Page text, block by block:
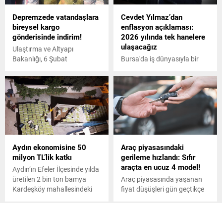
Depremzede vatandaşlara
bireysel kargo
gönderisinde indirim!
Ulaştırma ve Altyapı
Bakanlığı, 6 Şubat
depremler sonrası, 11 ilde
kalıcı konutların inşa süreci
yürütülürken ulaşımda
meydana gelen hasarların
giderilmesi için ivedilikle
çalışmalarını yürütüyor.
Cevdet Yılmaz’dan
enflasyon açıklaması:
2026 yılında tek hanelere
ulaşacağız
Bursa'da iş dünyasıyla bir
Yardımcısı Cevdet Yılmaz,
2026 yılında tek haneli
enflasyona yeniden
ulaşılacağını söyledi.
Aydın ekonomisine 50
milyon TL’lik katkı
Aydın’ın Efeler İlçesinde yılda
üretilen 2 bin ton bamya
Kardeşköy mahallesindeki
Araç piyasasındaki
gerileme hızlandı: Sıfır
araçta en ucuz 4 model!
Araç piyasasında yaşanan
fiyat düşüşleri gün geçtikçe